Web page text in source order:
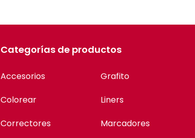
Categorías de productos
Accesorios
Colorear
Correctores
Grafito
Liners
Marcadores